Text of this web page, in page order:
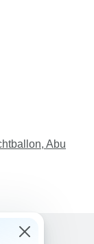
Abu